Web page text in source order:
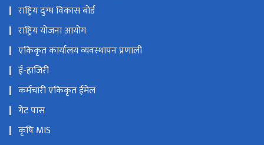
राष्ट्रिय दुग्ध विकास बोर्ड
राष्ट्रिय योजना आयोग
एकिकृत कार्यालय व्यवस्थापन प्रणाली
ई-हाजिरी
कर्मचारी एकिकृत ईमेल
गेट पास
कृषि MIS